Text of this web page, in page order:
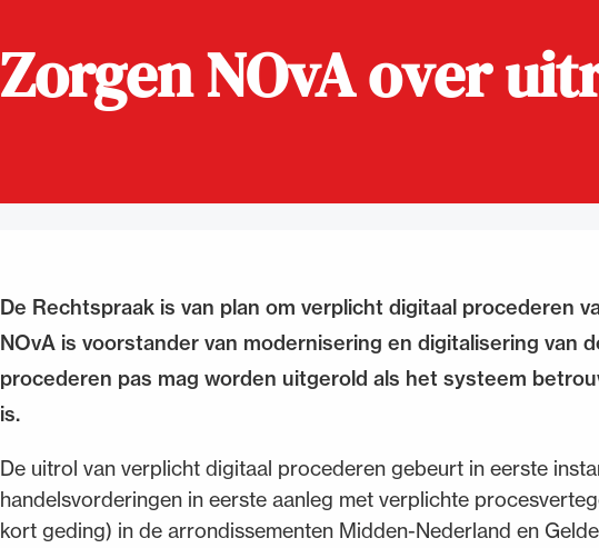
Zorgen NOvA over
De Rechtspraak is van plan om verplicht digitaal procederen
NOvA is voorstander van modernisering en digitalisering van
procederen pas mag worden uitgerold als het systeem
is.
De uitrol van verplicht digitaal procederen gebeurt in eerste
handelsvorderingen in eerste aanleg met verplichte
kort geding) in de arrondissementen Midden-Nederland en
Alle wet- en regelgeving voor de
Advocatenwet tot de Verordening op de